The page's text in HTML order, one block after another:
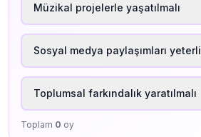
Müzikal projelerle yaşatılmalı
Sosyal medya paylaşımları yeterli
Toplumsal farkındalık yaratılmalı
Toplam 0 oy